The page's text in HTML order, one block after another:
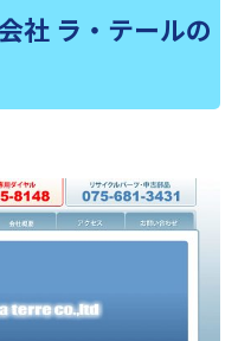
社 ラ・テールの